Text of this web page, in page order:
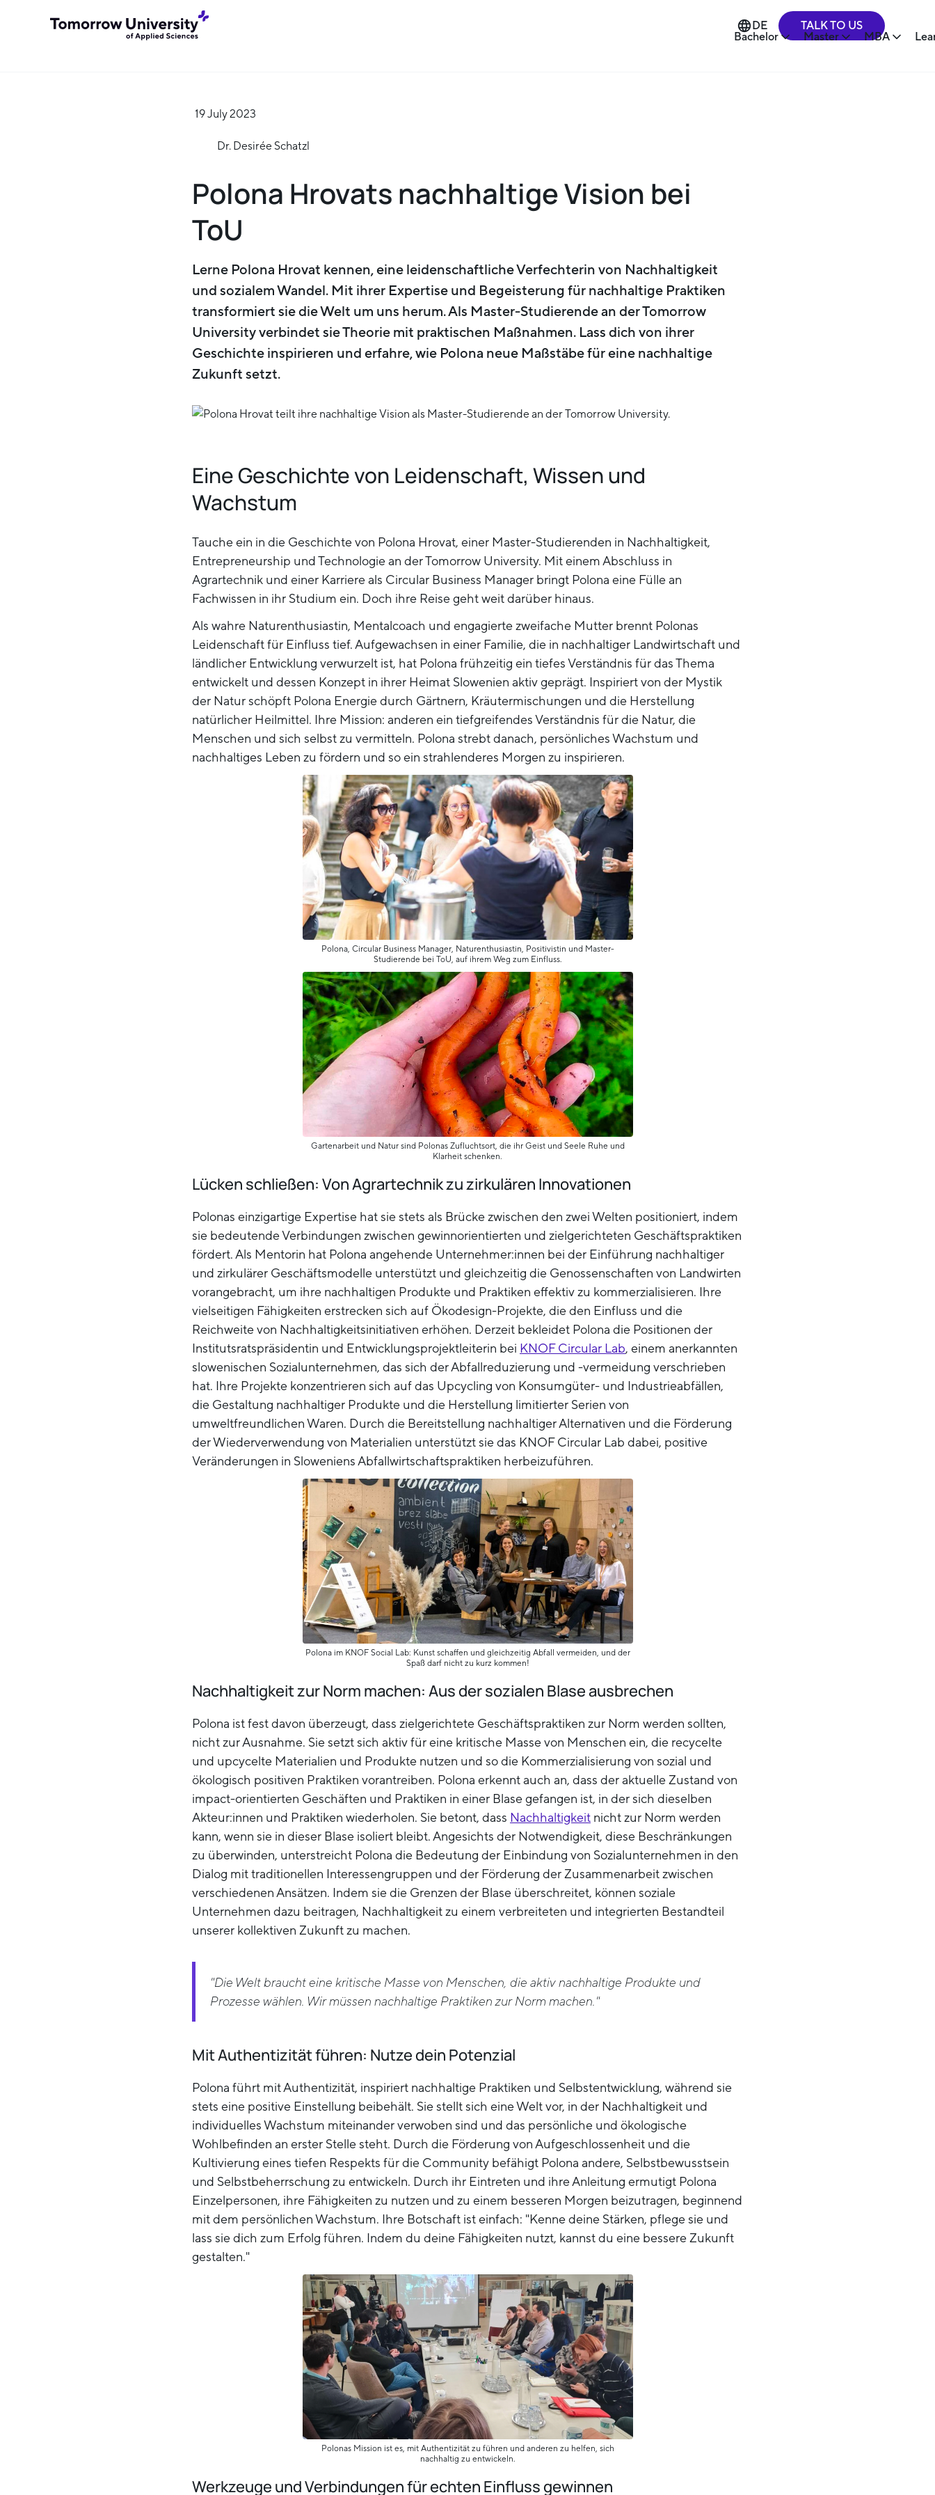
Bachelor Master MBA
DE TALK TO US
19 July 2023
Dr. Desirée Schatzl
Polona Hrovats nachhaltige Vision bei
ToU
Lerne Polona Hrovat kennen, eine leidenschaftliche Verfechterin von Nachhaltigkeit
und sozialem Wandel. Mit ihrer Expertise und Begeisterung für nachhaltige Praktiken
transformiert sie die Welt um uns herum. Als Master-Studierende an der Tomorrow
University verbindet sie Theorie mit praktischen Maßnahmen. Lass dich von ihrer
Geschichte inspirieren und erfahre, wie Polona neue Maßstäbe für eine nachhaltige
Zukunft setzt.
Eine Geschichte von Leidenschaft, Wissen und
Wachstum
Tauche ein in die Geschichte von Polona Hrovat, einer Master-Studierenden in Nachhaltigkeit,
Entrepreneurship und Technologie an der Tomorrow University. Mit einem Abschluss in
Agrartechnik und einer Karriere als Circular Business Manager bringt Polona eine Fülle an
Fachwissen in ihr Studium ein. Doch ihre Reise geht weit darüber hinaus.
Als wahre Naturenthusiastin, Mentalcoach und engagierte zweifache Mutter brennt Polonas
Leidenschaft für Einfluss tief. Aufgewachsen in einer Familie, die in nachhaltiger Landwirtschaft und
ländlicher Entwicklung verwurzelt ist, hat Polona frühzeitig ein tiefes Verständnis für das Thema
entwickelt und dessen Konzept in ihrer Heimat Slowenien aktiv geprägt. Inspiriert von der Mystik
der Natur schöpft Polona Energie durch Gärtnern, Kräutermischungen und die Herstellung
natürlicher Heilmittel. Ihre Mission: anderen ein tiefgreifendes Verständnis für die Natur, die
Menschen und sich selbst zu vermitteln. Polona strebt danach, persönliches Wachstum und
nachhaltiges Leben zu fördern und so ein strahlenderes Morgen zu inspirieren.
Polona, Circular Business Manager, Naturenthusiastin, Positivistin und Master-
Studierende bei ToU, auf ihrem Weg zum Einfluss.
Gartenarbeit und Natur sind Polonas Zufluchtsort, die ihr Geist und Seele Ruhe und
Klarheit schenken.
Lücken schließen: Von Agrartechnik zu zirkulären Innovationen
Polonas einzigartige Expertise hat sie stets als Brücke zwischen den zwei Welten positioniert, indem
sie bedeutende Verbindungen zwischen gewinnorientierten und zielgerichteten Geschäftspraktiken
fördert. Als Mentorin hat Polona angehende Unternehmer:innen bei der Einführung nachhaltiger
und zirkulärer Geschäftsmodelle unterstützt und gleichzeitig die Genossenschaften von Landwirten
vorangebracht, um ihre nachhaltigen Produkte und Praktiken effektiv zu kommerzialisieren. Ihre
vielseitigen Fähigkeiten erstrecken sich auf Ökodesign-Projekte, die den Einfluss und die
Reichweite von Nachhaltigkeitsinitiativen erhöhen. Derzeit bekleidet Polona die Positionen der
Institutsratspräsidentin und Entwicklungsprojektleiterin bei KNOF Circular Lab, einem anerkannten
slowenischen Sozialunternehmen, das sich der Abfallreduzierung und -vermeidung verschrieben
hat. Ihre Projekte konzentrieren sich auf das Upcycling von Konsumgüter- und Industrieabfällen,
die Gestaltung nachhaltiger Produkte und die Herstellung limitierter Serien von
umweltfreundlichen Waren. Durch die Bereitstellung nachhaltiger Alternativen und die Förderung
der Wiederverwendung von Materialien unterstützt sie das KNOF Circular Lab dabei, positive
Veränderungen in Sloweniens Abfallwirtschaftspraktiken herbeizuführen.
Polona im KNOF Social Lab: Kunst schaffen und gleichzeitig Abfall vermeiden, und der
Spaß darf nicht zu kurz kommen!
Nachhaltigkeit zur Norm machen: Aus der sozialen Blase ausbrechen
Polona ist fest davon überzeugt, dass zielgerichtete Geschäftspraktiken zur Norm werden sollten,
nicht zur Ausnahme. Sie setzt sich aktiv für eine kritische Masse von Menschen ein, die recycelte
und upcycelte Materialien und Produkte nutzen und so die Kommerzialisierung von sozial und
ökologisch positiven Praktiken vorantreiben. Polona erkennt auch an, dass der aktuelle Zustand von
impact-orientierten Geschäften und Praktiken in einer Blase gefangen ist, in der sich dieselben
Akteur:innen und Praktiken wiederholen. Sie betont, dass Nachhaltigkeit nicht zur Norm werden
kann, wenn sie in dieser Blase isoliert bleibt. Angesichts der Notwendigkeit, diese Beschränkungen
zu überwinden, unterstreicht Polona die Bedeutung der Einbindung von Sozialunternehmen in den
Dialog mit traditionellen Interessengruppen und der Förderung der Zusammenarbeit zwischen
verschiedenen Ansätzen. Indem sie die Grenzen der Blase überschreitet, können soziale
Unternehmen dazu beitragen, Nachhaltigkeit zu einem verbreiteten und integrierten Bestandteil
unserer kollektiven Zukunft zu machen.
"Die Welt braucht eine kritische Masse von Menschen, die aktiv nachhaltige Produkte und
Prozesse wählen. Wir müssen nachhaltige Praktiken zur Norm machen."
Mit Authentizität führen: Nutze dein Potenzial
Polona führt mit Authentizität, inspiriert nachhaltige Praktiken und Selbstentwicklung, während sie
stets eine positive Einstellung beibehält. Sie stellt sich eine Welt vor, in der Nachhaltigkeit und
individuelles Wachstum miteinander verwoben sind und das persönliche und ökologische
Wohlbefinden an erster Stelle steht. Durch die Förderung von Aufgeschlossenheit und die
Kultivierung eines tiefen Respekts für die Community befähigt Polona andere, Selbstbewusstsein
und Selbstbeherrschung zu entwickeln. Durch ihr Eintreten und ihre Anleitung ermutigt Polona
Einzelpersonen, ihre Fähigkeiten zu nutzen und zu einem besseren Morgen beizutragen, beginnend
mit dem persönlichen Wachstum. Ihre Botschaft ist einfach: "Kenne deine Stärken, pflege sie und
lass sie dich zum Erfolg führen. Indem du deine Fähigkeiten nutzt, kannst du eine bessere Zukunft
gestalten."
Polonas Mission ist es, mit Authentizität zu führen und anderen zu helfen, sich
nachhaltig zu entwickeln.
Werkzeuge und Verbindungen für echten Einfluss gewinnen